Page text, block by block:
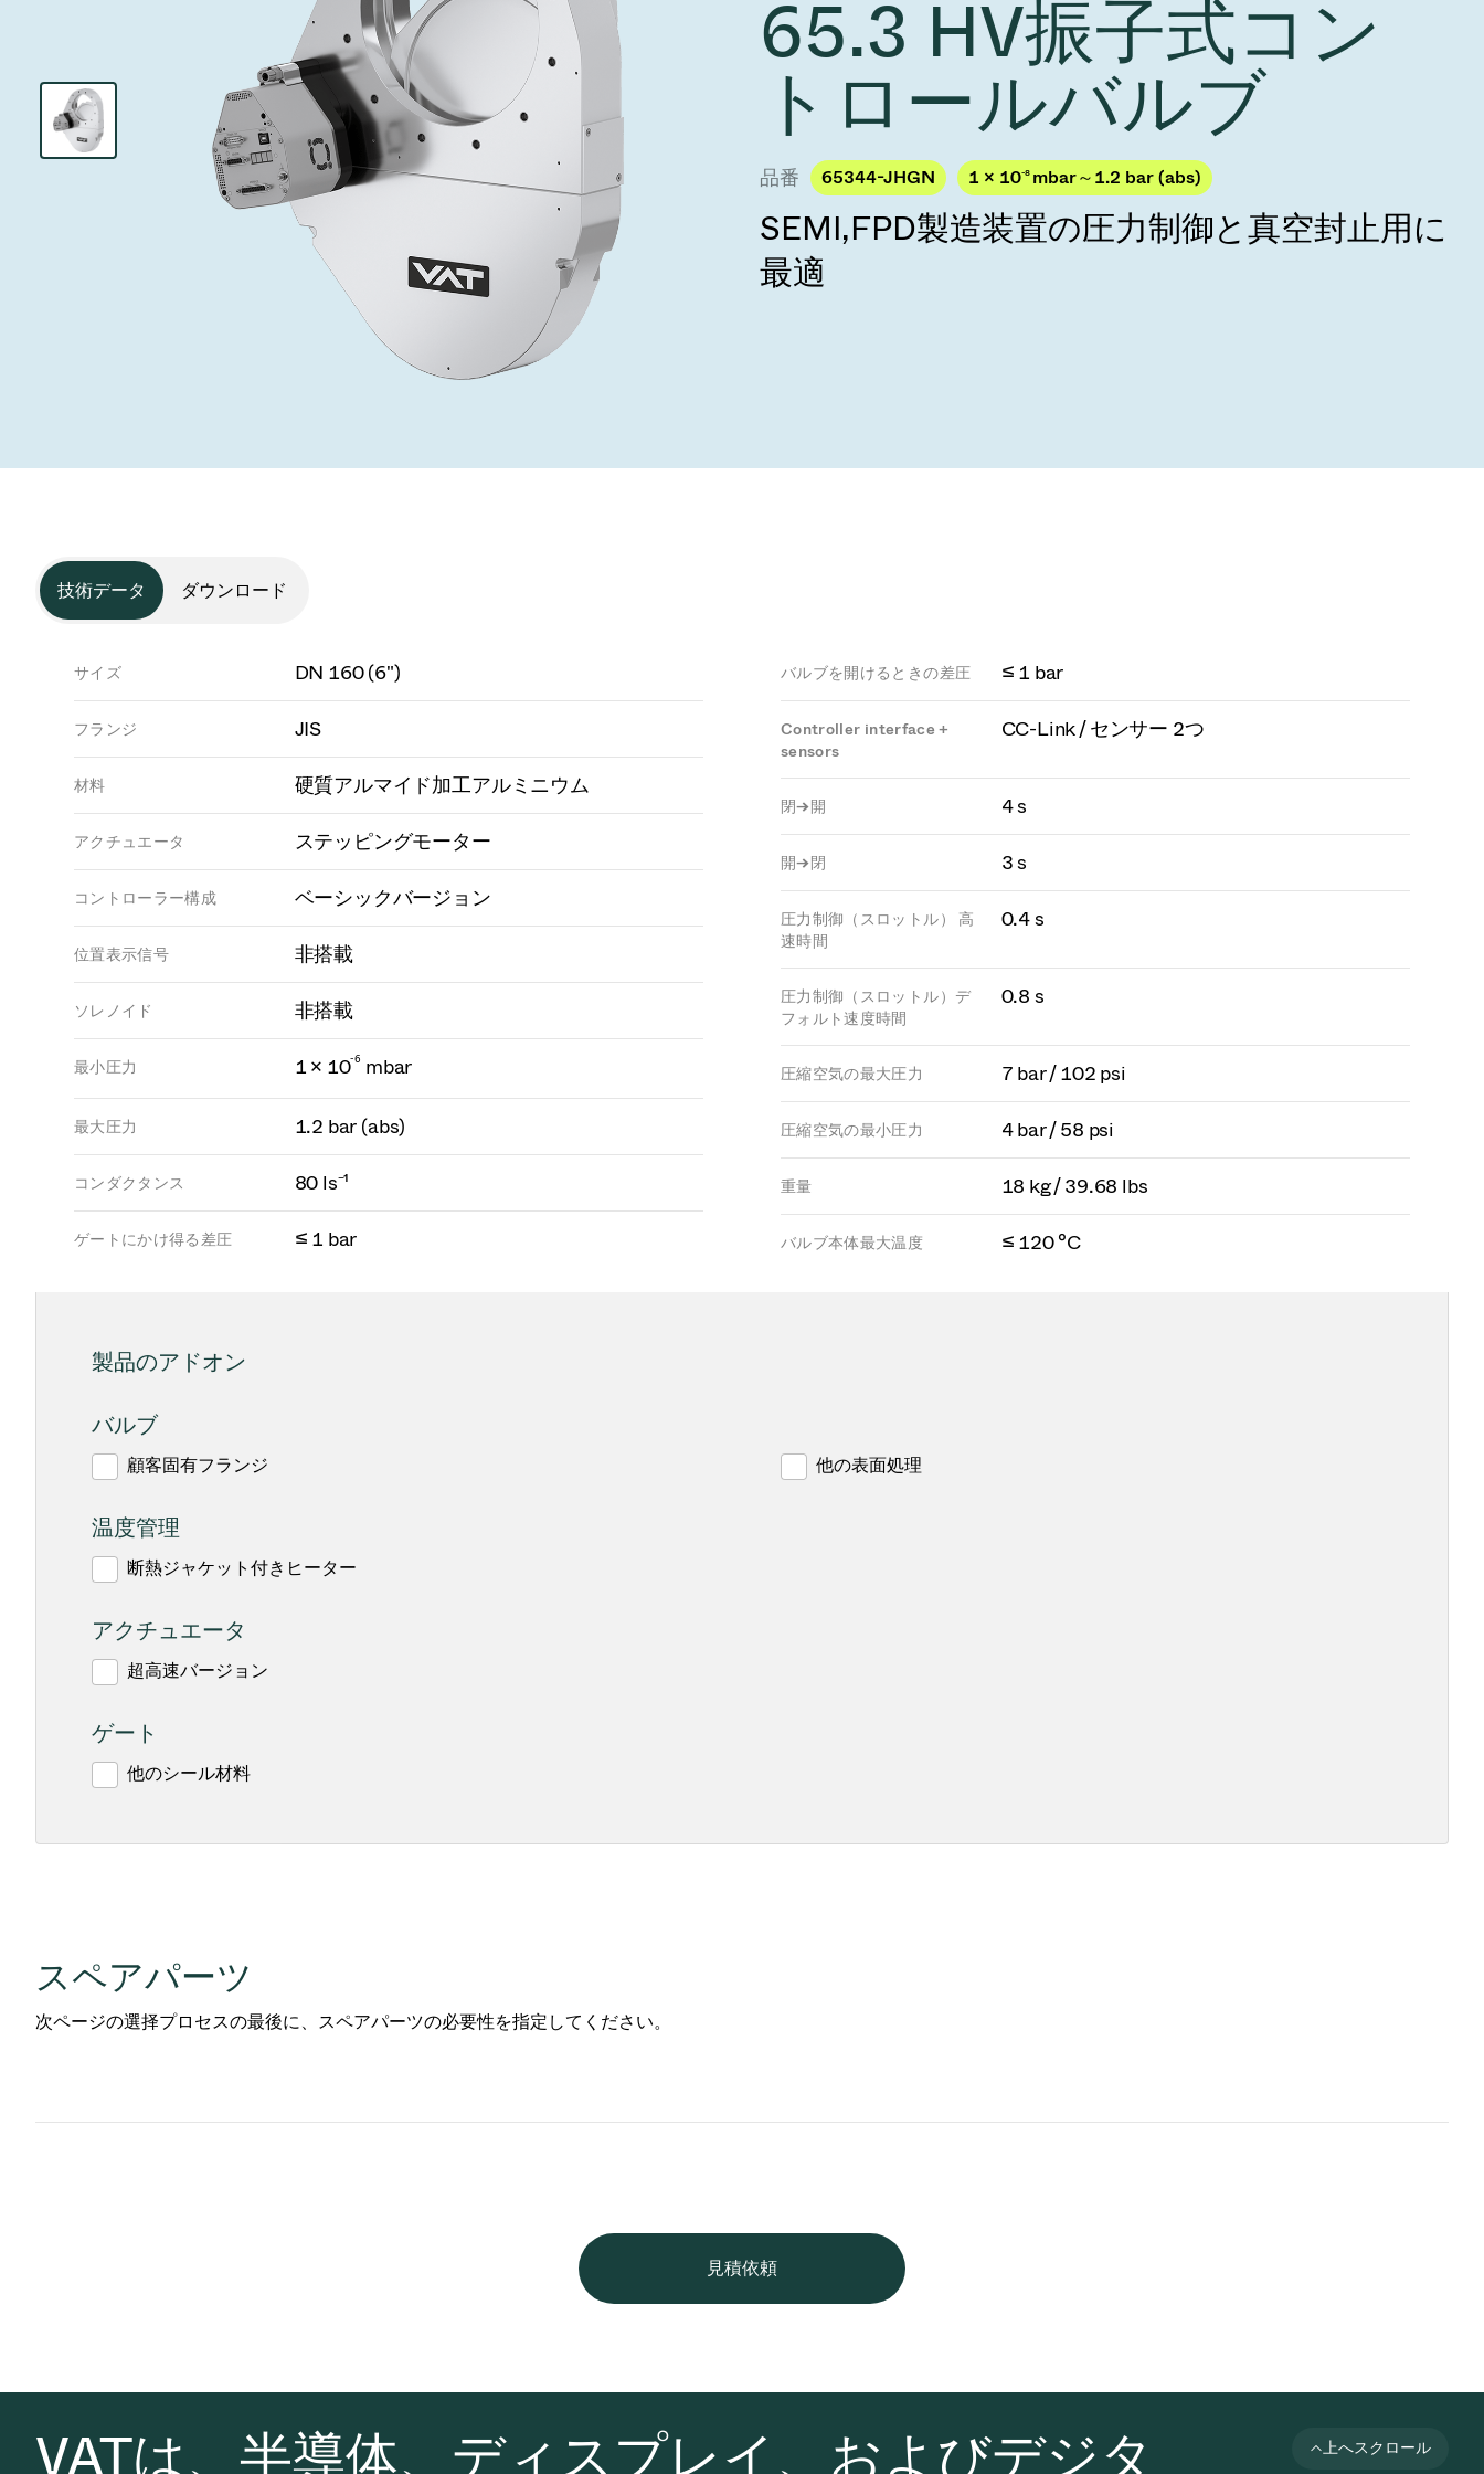
を追求し、進歩を支えます。
術を革新し、未来を実現しま
す。
year 2026 Results
Ad hoc announcement pursuant to Art. 53
Acquisition of Atonarp
Ad hoc announcement pursuant to Art. 53
LR
圧力リリーフ／ベントバルブ
ガス封入弁
3ポジションバルブ
バキュームチェックバルブ
緊急遮断/ビームストッパーバルブ
真空トランスファーバルブ
イオン注入
CVD
OLEDのインクジェット印刷
サブファブシステム
真空乾燥
真空減菌
医薬品の凍結乾燥
研究分野
あなたのアプリケーション
Analyst coverage
Contact for investors
News services
サプライチェーンマネジメント
65.3 HV振子式コン
トロールバルブ
品番 65344-JHGN 1 × 10-8 mbar～1.2 bar (abs)
SEMI,FPD製造装置の圧力制御と真空封止用に
最適
技術データ ダウンロード
サイズ DN 160 (6")
フランジ JIS
材料 硬質アルマイド加工アルミニウム
アクチュエータ ステッピングモーター
コントローラー構成 ベーシックバージョン
位置表示信号 非搭載
ソレノイド 非搭載
最小圧力 1 × 10-6 mbar
最大圧力 1.2 bar (abs)
コンダクタンス 80 ls⁻¹
ゲートにかけ得る差圧 ≤ 1 bar
バルブを開けるときの差圧 ≤ 1 bar
Controller interface +
sensors
CC-Link / センサー 2つ
閉→開 4 s
開→閉 3 s
圧力制御（スロットル） 高
速時間
0.4 s
圧力制御（スロットル）デ
フォルト速度時間
0.8 s
圧縮空気の最大圧力 7 bar / 102 psi
圧縮空気の最小圧力 4 bar / 58 psi
重量 18 kg / 39.68 lbs
バルブ本体最大温度 ≤ 120 °C
製品のアドオン
バルブ
顧客固有フランジ 他の表面処理
温度管理
断熱ジャケット付きヒーター
アクチュエータ
超高速バージョン
ゲート
他のシール材料
スペアパーツ
次ページの選择プロセスの最後に、スペアパーツの必要性を指定してください。
見積依頼
VATは、半導体、ディスプレイ、およびデジタ 上へスクロール